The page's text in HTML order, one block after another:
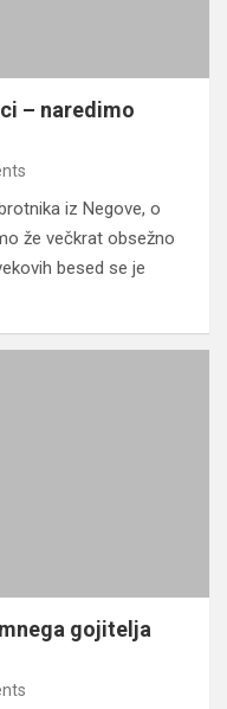
– naredimo
iz Negove, o
že večkrat obsežno
besed se je
gojitelja